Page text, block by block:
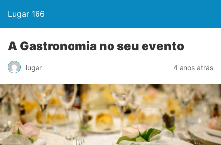
Lugar 166
A Gastronomia no seu evento
lugar 4 anos atrás